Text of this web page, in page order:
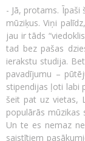
- Jā, protams.
mūziķus. Viņi
jau ir tāds
tad bez pašas
ierakstu studija.
pavadījumu –
stipendijas ļoti labi
šeit pat uz vietas,
populārās
Un te es nemaz
saistītiem